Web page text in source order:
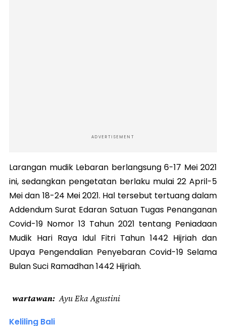
ADVERTISEMENT
Larangan mudik Lebaran berlangsung 6-17 Mei 2021
ini, sedangkan pengetatan berlaku mulai 22 April-5
Mei dan 18-24 Mei 2021. Hal tersebut tertuang dalam
Addendum Surat Edaran Satuan Tugas Penanganan
Covid-19 Nomor 13 Tahun 2021 tentang Peniadaan
Mudik Hari Raya Idul Fitri Tahun 1442 Hijriah dan
Upaya Pengendalian Penyebaran Covid-19 Selama
Bulan Suci Ramadhan 1442 Hijriah.
wartawan Ayu Eka Agustini
Keliling Bali